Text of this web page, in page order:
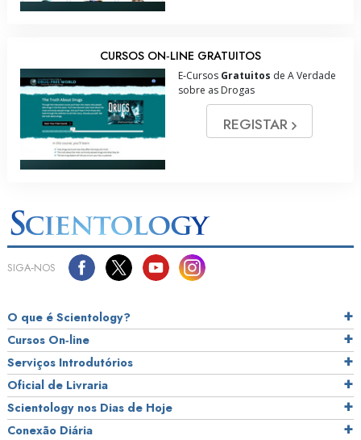
CURSOS ON‑LINE GRATUITOS
E‑Cursos Gratuitos de A Verdade
sobre as Drogas
REGISTAR
SIGA‑NOS
O que é Scientology?
Cursos On‑line
Serviços Introdutórios
Oficial de Livraria
Scientology nos Dias de Hoje
Conexão Diária